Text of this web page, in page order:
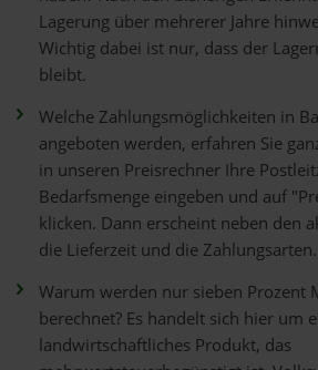
Lagerung über mehrerer Jahre
Wichtig dabei ist nur, dass der
bleibt.
Welche Zahlungsmöglichkeiten in
angeboten werden, erfahren Sie
in unseren Preisrechner Ihre
Bedarfsmenge eingeben und auf
klicken. Dann erscheint neben den
die Lieferzeit und die Zahlungsarten.
Warum werden nur sieben Prozent
berechnet? Es handelt sich hier um
landwirtschaftliches Produkt, das